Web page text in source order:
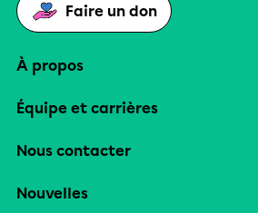
Faire un don
À propos
Équipe et carrières
Nous contacter
Nouvelles